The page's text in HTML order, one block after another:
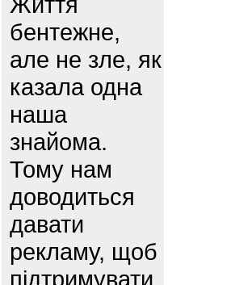
бентежне,
але не зле, як
казала одна
наша
знайома.
Тому нам
доводиться
давати
рекламу, щоб
підтримувати